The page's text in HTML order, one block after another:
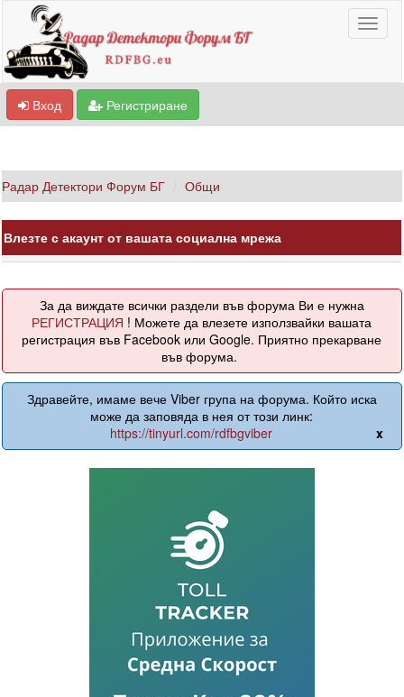
Вход Регистриране
Радар Детектори Форум БГ Общи
Влезте с акаунт от вашата социална мрежа
За да виждате всички раздели във форума Ви е нужна
РЕГИСТРАЦИЯ ! Можете да влезете използвайки вашата
регистрация във Facebook или Google. Приятно прекарване
във форума.
Здравейте, имаме вече Viber група на форума. Който иска
може да заповяда в нея от този линк:
https://tinyurl.com/rdfbgviber
x